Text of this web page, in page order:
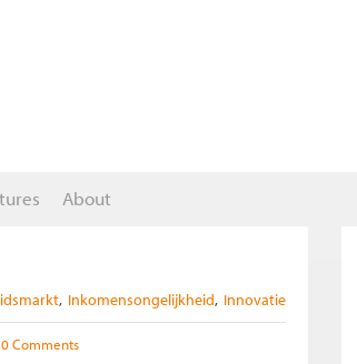
About
Inkomensongelijkheid Innovatie
0 Comments